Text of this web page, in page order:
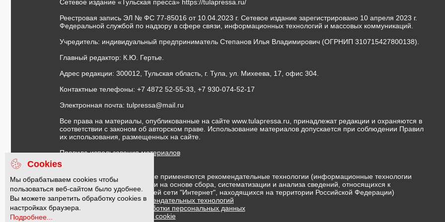
Сетевое издание «Тульская пресса» https://tulapressa.ru/
Реестровая запись ЭЛ № ФС 77-85016 от 10.04.2023 г. Сетевое издание зарегистрировано 10 апреля 2023 г.
Федеральной службой по надзору в сфере связи, информационных технологий и массовых коммуникаций.
Учредитель: индивидуальный предприниматель Степанов Илья Владимирович (ОГРНИП 310715427800138).
Главный редактор: К.Ю. Гертье.
Адрес редакции: 300012, Тульская область, г. Тула, ул. Михеева, 17, офис 304.
Контактные телефоны: +7 4872 52-55-33, +7 930-074-52-17
Электронная почта: tulpressa@mail.ru
Все права на материалы, опубликованные на сайте www.tulapressa.ru, принадлежат редакции и охраняются в
соответствии с законом об авторском праве. Использование материалов допускается при соблюдении Правил
их использования, размещенных на сайте.
Правила использования материалов
Договор публичной оферты
На информационном ресурсе применяются рекомендательные технологии (информационные технологии
предоставления информации на основе сбора, систематизации и анализа сведений, относящихся к
предпочтениям пользователей сети "Интернет", находящихся на территории Российской Федерации)
Правила применения рекомендательных технологий
Политика в отношении обработки персональных данных
Политика обработки файлов cookie
Cookies
Мы обрабатываем cookies чтобы
пользоваться веб-сайтом было удобнее.
Вы можете запретить обработку cookies в
настройках браузера.
Подробнее...